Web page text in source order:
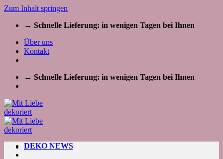
Zum Inhalt springen
→ Schnelle Lieferung: in wenigen Tagen bei Ihnen
Über uns
Kontakt
→ Schnelle Lieferung: in wenigen Tagen bei Ihnen
DEKO NEWS